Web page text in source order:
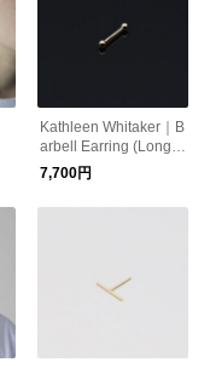
Kathleen Whitaker｜B
arbell Earring (Long) [
ピアス ]
7,700円